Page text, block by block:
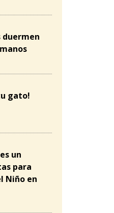
duermen
gato!
un
para
Niño en